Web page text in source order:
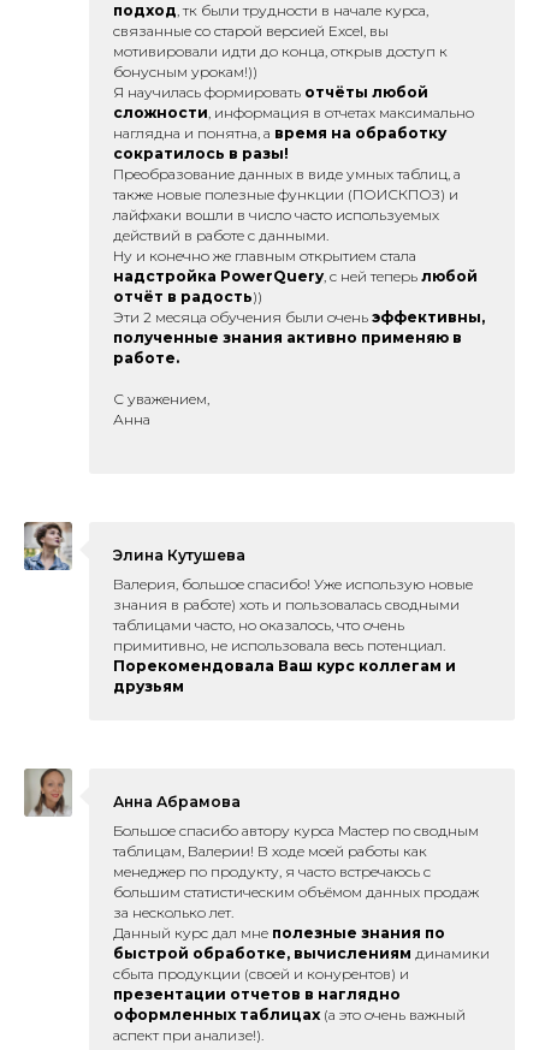
подход, тк были трудности в начале курса,
связанные со старой версией Excel, вы
мотивировали идти до конца, открыв доступ к
бонусным урокам!))
Я научилась формировать отчёты любой
сложности, информация в отчетах максимально
наглядна и понятна, а время на обработку
сократилось в разы!
Преобразование данных в виде умных таблиц, а
также новые полезные функции (ПОИСКПОЗ) и
лайфхаки вошли в число часто используемых
действий в работе с данными.
Ну и конечно же главным открытием стала
надстройка PowerQuery, с ней теперь любой
отчёт в радость))
Эти 2 месяца обучения были очень эффективны,
полученные знания активно применяю в
работе.
С уважением,
Анна
Элина Кутушева
Валерия, большое спасибо! Уже использую новые
знания в работе) хоть и пользовалась сводными
таблицами часто, но оказалось, что очень
примитивно, не использовала весь потенциал.
Порекомендовала Ваш курс коллегам и
друзьям
Анна Абрамова
Большое спасибо автору курса Мастер по сводным
таблицам, Валерии! В ходе моей работы как
менеджер по продукту, я часто встречаюсь с
большим статистическим объёмом данных продаж
за несколько лет.
Данный курс дал мне полезные знания по
быстрой обработке, вычислениям динамики
сбыта продукции (своей и конурентов) и
презентации отчетов в наглядно
оформленных таблицах(а это очень важный
аспект при анализе!).